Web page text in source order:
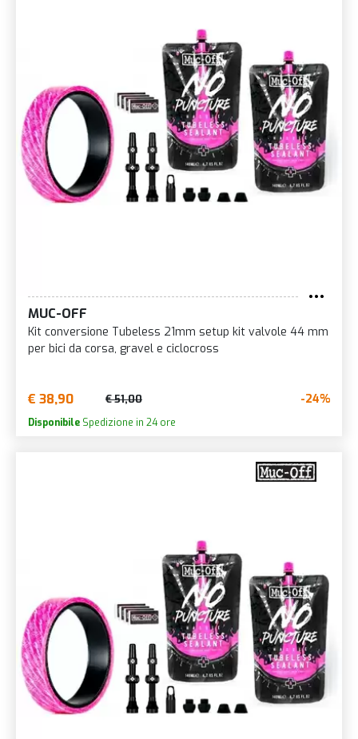
MUC-OFF
Kit conversione Tubeless 21mm setup kit valvole 44 mm
per bici da corsa, gravel e ciclocross
€ 38,90 € 51,00 -24%
Disponibile Spedizione in 24 ore